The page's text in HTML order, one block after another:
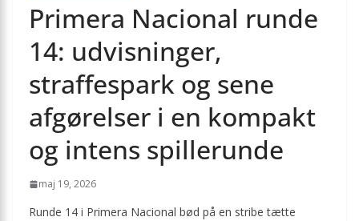
Primera Nacional runde
14: udvisninger,
straffespark og sene
afgørelser i en kompakt
og intens spillerunde
maj 19, 2026
Runde 14 i Primera Nacional bød på en stribe tætte